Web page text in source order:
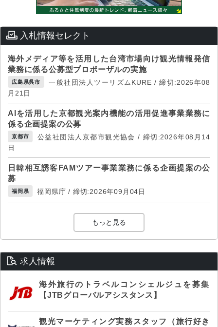
入札情報セレクト
海外メディア等を活用した台湾市場向け観光情報発信
業務に係る公募型プロポーザルの実施
広島県呉市
一般社団法人ツーリズムKURE / 締切:2026年08
月21日
AIを活用した京都観光案内機能の活用促進事業業務に
係る企画提案の公募
京都市
公益社団法人京都市観光協会 / 締切:2026年08月14
日
日韓相互誘客FAMツアー事業業務に係る企画提案の公
募
福岡県 福岡県庁 / 締切:2026年09月04日
もっと見る
求人情報
海外旅行のトラベルコンシェルジュを募集
【JTBグローバルアシスタンス】
観光マーケティング実務スタッフ（旅行好き